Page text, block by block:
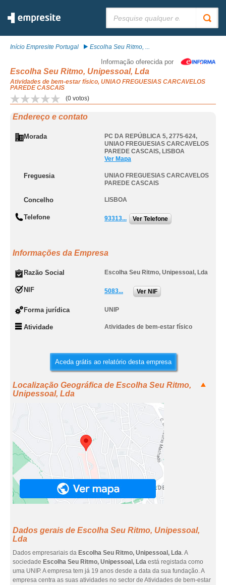
Início Empresite Portugal Escolha Seu Ritmo, ...
Informação oferecida por
Escolha Seu Ritmo, Unipessoal, Lda
Atividades de bem-estar físico, UNIAO FREGUESIAS CARCAVELOS
PAREDE CASCAIS
(0 votos)
Endereço e contato
Morada PC DA REPÚBLICA 5, 2775-624,
UNIAO FREGUESIAS CARCAVELOS
PAREDE CASCAIS, LISBOA
Ver Mapa
Freguesia
UNIAO FREGUESIAS CARCAVELOS
PAREDE CASCAIS
Concelho LISBOA
Telefone 93313... Ver Telefone
Informações da Empresa
Razão Social Escolha Seu Ritmo, Unipessoal, Lda
NIF 5083... Ver NIF
Forma jurídica UNIP
Atividade Atividades de bem-estar físico
Aceda grátis ao relatório desta empresa
Localização Geográfica de Escolha Seu Ritmo,
Unipessoal, Lda
Dados gerais de Escolha Seu Ritmo, Unipessoal,
Lda
Dados empresariais da Escolha Seu Ritmo, Unipessoal, Lda. A
sociedade Escolha Seu Ritmo, Unipessoal, Lda está registada como
uma UNIP. A empresa tem já 19 anos desde a data da sua fundação. A
empresa centra as suas atividades no sector de Atividades de bem-estar